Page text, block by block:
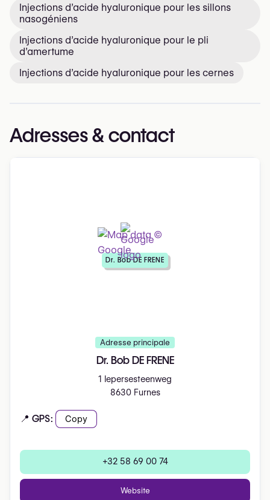
Injections d’acide hyaluronique pour les sillons
nasogéniens
Injections d’acide hyaluronique pour le pli
d’amertume
Injections d’acide hyaluronique pour les cernes
Adresses & contact
Adresse principale
Dr. Bob DE FRENE
1 Iepersesteenweg
8630 Furnes
📍 GPS: Copy
+32 58 69 00 74
Website
Dr. Bob DE FRENE